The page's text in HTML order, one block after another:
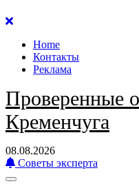
Перейти
содержанию
Home
Контакты
Реклама
Проверенные
Кременчуга
08.08.2026
Советы эксперта